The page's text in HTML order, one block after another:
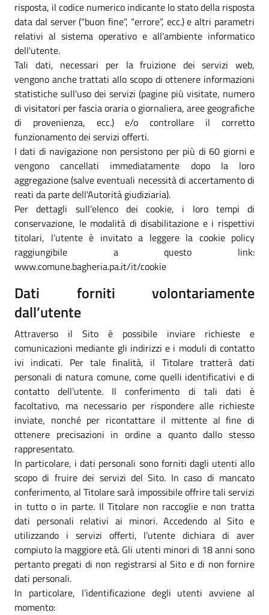
risposta, il codice numerico indicante lo stato della risposta
data dal server (“buon fine”, “errore”, ecc.) e altri parametri
relativi al sistema operativo e all'ambiente informatico
dell'utente.
Tali dati, necessari per la fruizione dei servizi web,
vengono anche trattati allo scopo di ottenere informazioni
statistiche sull'uso dei servizi (pagine più visitate, numero
di visitatori per fascia oraria o giornaliera, aree geografiche
di provenienza, ecc.) e/o controllare il corretto
funzionamento dei servizi offerti.
I dati di navigazione non persistono per più di 60 giorni e
vengono cancellati immediatamente dopo la loro
aggregazione (salve eventuali necessità di accertamento di
reati da parte dell'Autorità giudiziaria).
Per dettagli sull’elenco dei cookie, i loro tempi di
conservazione, le modalità di disabilitazione e i rispettivi
titolari, l’utente è invitato a leggere la cookie policy
raggiungibile a questo link:
www.comune.bagheria.pa.it/it/cookie
Dati forniti volontariamente
dall’utente
Attraverso il Sito è possibile inviare richieste e
comunicazioni mediante gli indirizzi e i moduli di contatto
ivi indicati. Per tale finalità, il Titolare tratterà dati
personali di natura comune, come quelli identificativi e di
contatto dell’utente. Il conferimento di tali dati è
facoltativo, ma necessario per rispondere alle richieste
inviate, nonché per ricontattare il mittente al fine di
ottenere precisazioni in ordine a quanto dallo stesso
rappresentato.
In particolare, i dati personali sono forniti dagli utenti allo
scopo di fruire dei servizi del Sito. In caso di mancato
conferimento, al Titolare sarà impossibile offrire tali servizi
in tutto o in parte. Il Titolare non raccoglie e non tratta
dati personali relativi ai minori. Accedendo al Sito e
utilizzando i servizi offerti, l’utente dichiara di aver
compiuto la maggiore età. Gli utenti minori di 18 anni sono
pertanto pregati di non registrarsi al Sito e di non fornire
dati personali.
In particolare, l’identificazione degli utenti avviene al
momento: